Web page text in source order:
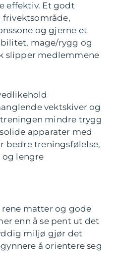
effektiv. Et godt
frivektsområde,
og gjerne et
mage/rygg og
slipper medlemmene
vektskiver og
mindre trygg
apparater med
bedre treningsfølelse,
lengre
rene matter og gode
enn å se pent ut det
miljø gjør det
å orientere seg